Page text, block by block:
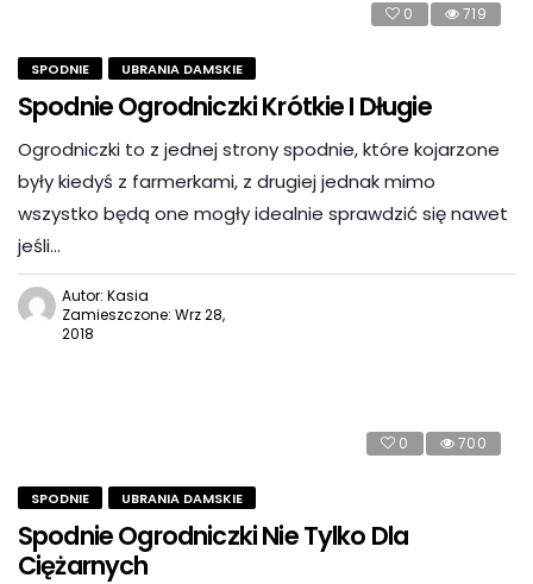
0 719
SPODNIE UBRANIA DAMSKIE
Spodnie Ogrodniczki Krótkie I Długie
Ogrodniczki to z jednej strony spodnie, które kojarzone
były kiedyś z farmerkami, z drugiej jednak mimo
wszystko będą one mogły idealnie sprawdzić się nawet
jeśli…
Autor: Kasia
Zamieszczone: Wrz 28,
2018
0 700
SPODNIE UBRANIA DAMSKIE
Spodnie Ogrodniczki Nie Tylko Dla
Ciężarnych